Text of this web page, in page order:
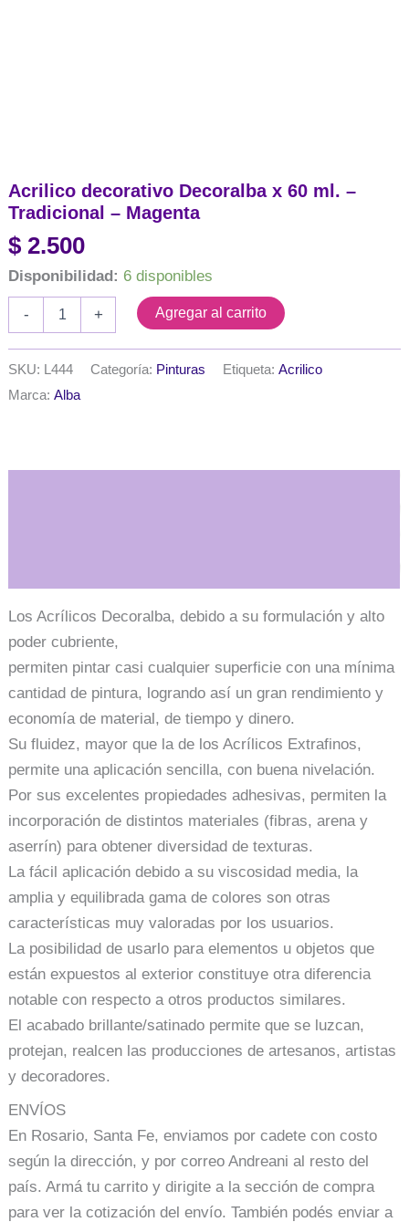
Acrilico decorativo Decoralba x 60 ml. –
Tradicional – Magenta
$ 2.500
Disponibilidad: 6 disponibles
-
decorativo
60
ml.
Magenta
+ Agregar al carrito
SKU: L444 Categoría: Pinturas Etiqueta:Acrilico
Marca:Alba
Los Acrílicos Decoralba, debido a su formulación y alto
poder cubriente,
permiten pintar casi cualquier superficie con una mínima
cantidad de pintura, logrando así un gran rendimiento y
economía de material, de tiempo y dinero.
Su fluidez, mayor que la de los Acrílicos Extrafinos,
permite una aplicación sencilla, con buena nivelación.
Por sus excelentes propiedades adhesivas, permiten la
incorporación de distintos materiales (fibras, arena y
aserrín) para obtener diversidad de texturas.
La fácil aplicación debido a su viscosidad media, la
amplia y equilibrada gama de colores son otras
características muy valoradas por los usuarios.
La posibilidad de usarlo para elementos u objetos que
están expuestos al exterior constituye otra diferencia
notable con respecto a otros productos similares.
El acabado brillante/satinado permite que se luzcan,
protejan, realcen las producciones de artesanos, artistas
y decoradores.
ENVÍOS
En Rosario, Santa Fe, enviamos por cadete con costo
según la dirección, y por correo Andreani al resto del
país. Armá tu carrito y dirigite a la sección de compra
para ver la cotización del envío. También podés enviar a